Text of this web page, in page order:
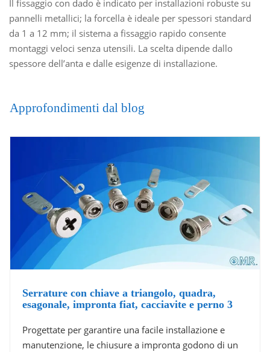
Il fissaggio con dado è indicato per installazioni robuste su
pannelli metallici; la forcella è ideale per spessori standard
da 1 a 12 mm; il sistema a fissaggio rapido consente
montaggi veloci senza utensili. La scelta dipende dallo
spessore dell’anta e dalle esigenze di installazione.
Approfondimenti dal blog
Serrature con chiave a triangolo, quadra,
esagonale, impronta fiat, cacciavite e perno 3
Progettate per garantire una facile installazione e
manutenzione, le chiusure a impronta godono di un